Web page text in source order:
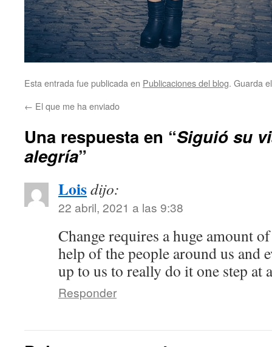
Esta entrada fue publicada en Publicaciones del blog. Guarda
← El que me ha enviado
Una respuesta en “Siguió su
alegría”
Loisdijo:
22 abril, 2021 a las 9:38
Change requires a huge amount
help of the people around us and
up to us to really do it one step at
Responder